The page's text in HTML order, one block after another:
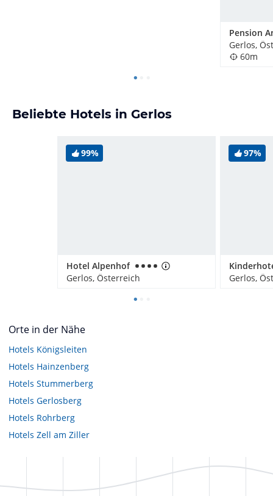
Pension
Gerlos,
60m
Beliebte Hotels in Gerlos
99%
Hotel Alpenhof
Gerlos, Österreich
97%
Gerlos,
Orte in der Nähe
Hotels Königsleiten
Hotels Hainzenberg
Hotels Stummerberg
Hotels Gerlosberg
Hotels Rohrberg
Hotels Zell am Ziller